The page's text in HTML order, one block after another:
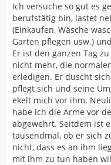
Ich versuche so gut es
berufstätig bin, lastet
(Einkaufen, Wäsche
Garten pflegen usw.)
Er ist den ganzen Tag
nicht mehr, die
erledigen. Er duscht
pflegt sich und seine
ekelt mich vor ihm.
habe ich die Arme vor
abgewehrt. Seitdem ist
tausendmal, ob er sich
nicht, dass es an ihm
mit ihm zu tun haben